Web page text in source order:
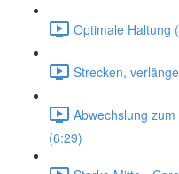
Optimale Haltung
Strecken,
Abwechslung
(6:29)